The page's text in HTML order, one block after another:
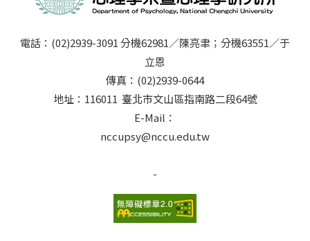
電話：(02)2939-3091 分機62981／陳亮聿；分機63551／于
立恩
傳真：(02)2939-0644
地址：116011 臺北市文山區指南路二段64號
E-Mail：
nccupsy@nccu.edu.tw
-